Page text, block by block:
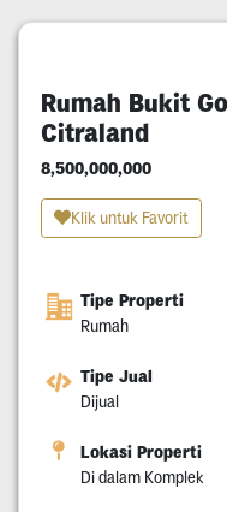
Rumah Bukit
Citraland
8,500,000,000
Klik untuk Favorit
Tipe Properti
Rumah
Tipe Jual
Dijual
Lokasi Properti
Di dalam Komplek